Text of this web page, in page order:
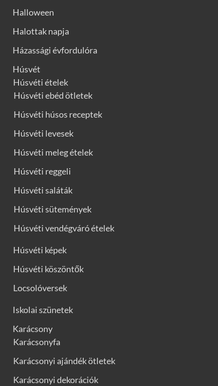
Halloween
Halottak napja
Házassági évfordulóra
Húsvét
Húsvéti ételek
Húsvéti ebéd ötletek
Húsvéti húsos receptek
Húsvéti levesek
Húsvéti meleg ételek
Húsvéti reggeli
Húsvéti saláták
Húsvéti sütemények
Húsvéti vendégváró ételek
Húsvéti képek
Húsvéti köszöntők
Locsolóversek
Iskolai szünetek
Karácsony
Karácsonyfa
Karácsonyi ajándék ötletek
Karácsonyi dekorációk